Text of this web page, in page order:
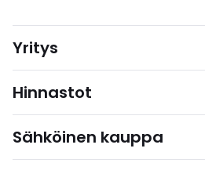
Yritys
Hinnastot
Sähköinen kauppa